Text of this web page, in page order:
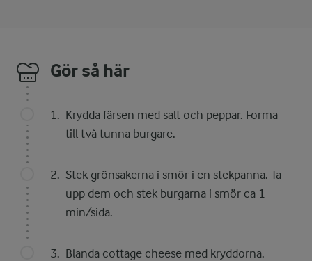
Gör så här
Krydda färsen med salt och peppar. Forma
till två tunna burgare.
Stek grönsakerna i smör i en stekpanna. Ta
upp dem och stek burgarna i smör ca 1
min/sida.
Blanda cottage cheese med kryddorna.